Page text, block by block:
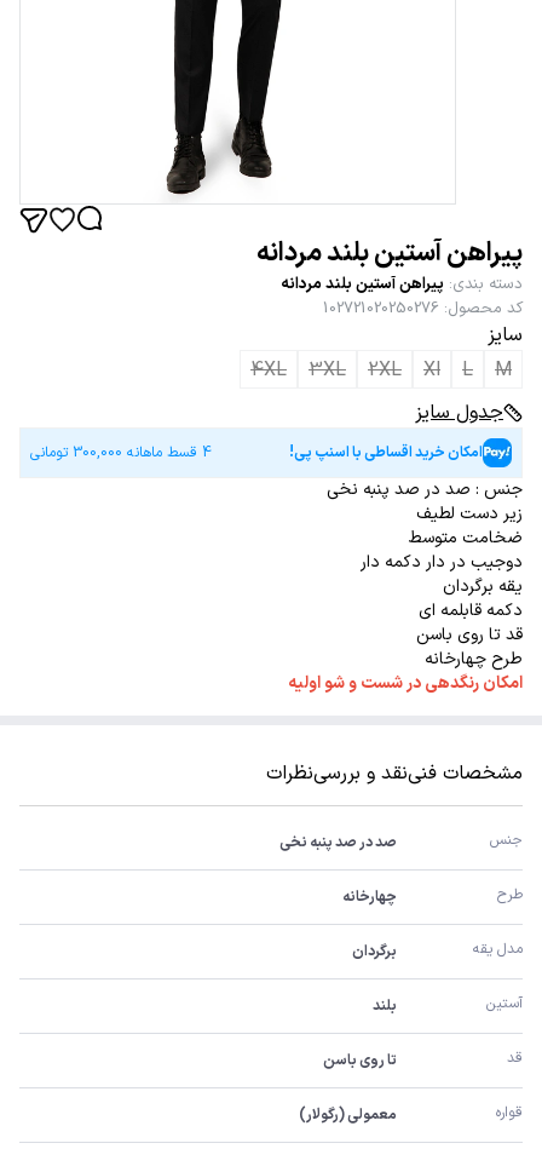
پیراهن آستین بلند مردانه
دسته بندی: پیراهن آستین بلند مردانه
کد محصول:
102721020250276
سایز
M
L
Xl
2XL
3XL
4XL
جدول سایز
امکان خرید اقساطی با اسنپ پی! 4 قسط ماهانه 300,000 تومانی
جنس : صد در صد پنبه نخی
زیر دست لطیف
ضخامت متوسط
دوجیب در دار دکمه دار
یقه برگردان
دکمه قابلمه ای
قد تا روی باسن
طرح چهارخانه
امکان رنگدهی در شست و شو اولیه
مشخصات فنینقد و بررسینظرات
جنس صد در صد پنبه نخی
طرح چهارخانه
مدل یقه برگردان
آستین بلند
قد تا روی باسن
قواره معمولی (رگولار)